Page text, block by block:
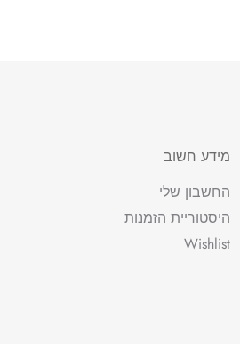
מידע חשוב
החשבון שלי
היסטוריית הזמנות
Wishlist